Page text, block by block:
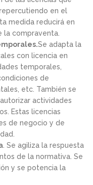
en el
medida reducirá en
la compraventa.
Se adapta la
con licencia en
temporales,
de
etc. También se
actividades
Estas licencias
de negocio y de
. Se agiliza la respuesta
de la normativa. Se
y se potencia la